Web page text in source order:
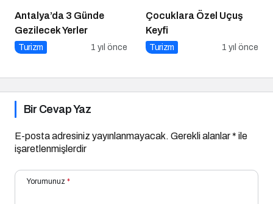
Antalya’da 3 Günde
Gezilecek Yerler
Turizm 1 yıl önce
Çocuklara Özel Uçuş
Keyfi
Turizm 1 yıl önce
Bir Cevap Yaz
E-posta adresiniz yayınlanmayacak. Gerekli alanlar* ile
işaretlenmişlerdir
Yorumunuz *